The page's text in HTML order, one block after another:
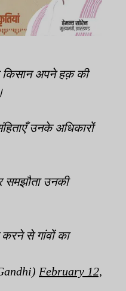
अपने हक़ की
उनके अधिकारों
समझौता उनकी
से गांवों का
February 12,